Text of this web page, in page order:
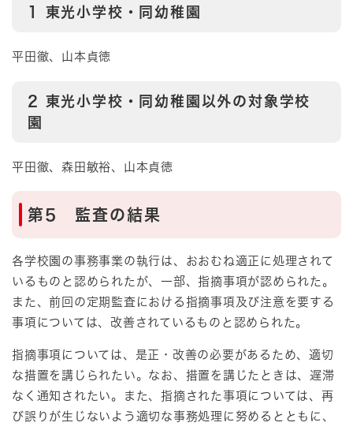
1 東光小学校・同幼稚園
平田徹、山本貞徳
2 東光小学校・同幼稚園以外の対象学校
園
平田徹、森田敏裕、山本貞徳
第5 監査の結果
各学校園の事務事業の執行は、おおむね適正に処理されて
いるものと認められたが、一部、指摘事項が認められた。
また、前回の定期監査における指摘事項及び注意を要する
事項については、改善されているものと認められた。
指摘事項については、是正・改善の必要があるため、適切
な措置を講じられたい。なお、措置を講じたときは、遅滞
なく通知されたい。また、指摘された事項については、再
び誤りが生じないよう適切な事務処理に努めるとともに、